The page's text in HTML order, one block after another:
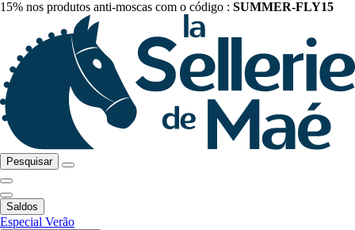
15% nos produtos anti-moscas com o código : SUMMER-FLY15
Pesquisar
Saldos
Especial Verão